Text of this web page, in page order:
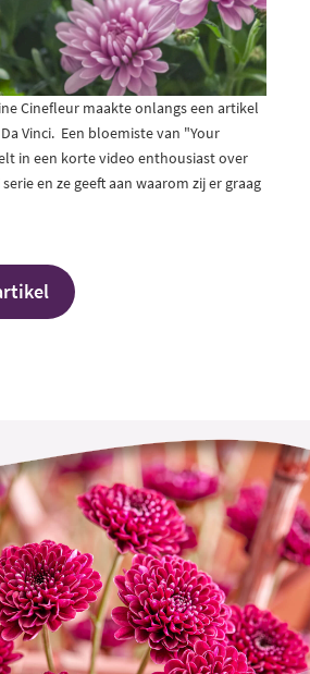
Cinefleur maakte onlangs een artikel
Vinci. Een bloemiste van "Your
in een korte video enthousiast over
en ze geeft aan waarom zij er graag